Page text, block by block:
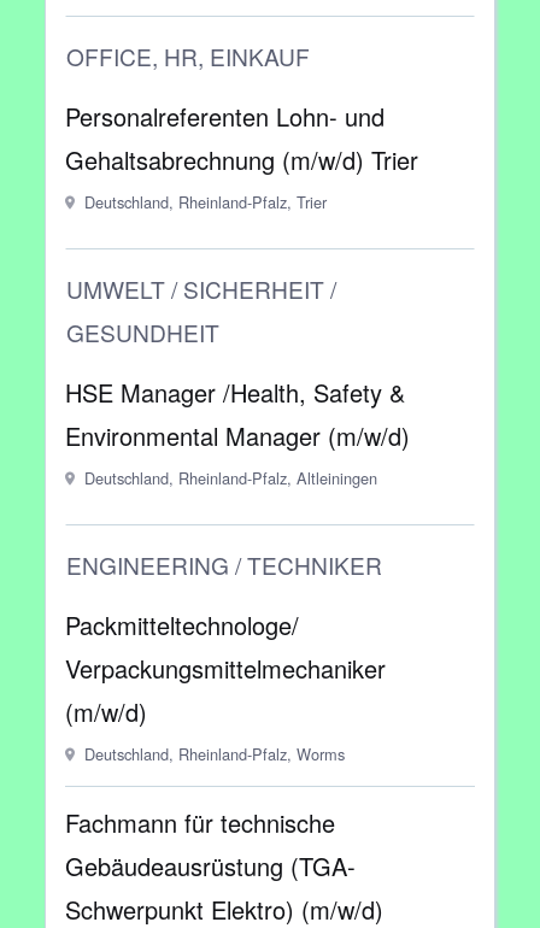
OFFICE, HR, EINKAUF
Personalreferenten Lohn- und
Gehaltsabrechnung (m/w/d) Trier
Deutschland, Rheinland-Pfalz, Trier
UMWELT / SICHERHEIT /
GESUNDHEIT
HSE Manager /Health, Safety &
Environmental Manager (m/w/d)
Deutschland, Rheinland-Pfalz, Altleiningen
ENGINEERING / TECHNIKER
Packmitteltechnologe/
Verpackungsmittelmechaniker
(m/w/d)
Deutschland, Rheinland-Pfalz, Worms
Fachmann für technische
Gebäudeausrüstung (TGA-
Schwerpunkt Elektro) (m/w/d)